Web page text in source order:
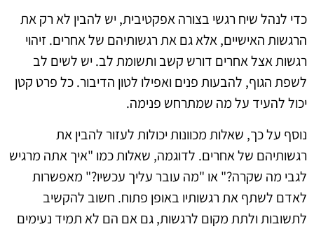
כדי לנהל שיח רגשי בצורה אפקטיבית, יש להבין לא רק את
הרגשות האישיים, אלא גם את רגשותיהם של אחרים. זיהוי
רגשות אצל אחרים דורש קשב ותשומת לב. יש לשים לב
לשפת הגוף, להבעות פנים ואפילו לטון הדיבור. כל פרט קטן
יכול להעיד על מה שמתרחש פנימה.
נוסף על כך, שאלות מכוונות יכולות לעזור להבין את
רגשותיהם של אחרים. לדוגמה, שאלות כמו "איך אתה מרגיש
לגבי מה שקרה?" או "מה עובר עליך עכשיו?" מאפשרות
לאדם לשתף את רגשותיו באופן פתוח. חשוב להקשיב
לתשובות ולתת מקום לרגשות, גם אם הם לא תמיד נעימים